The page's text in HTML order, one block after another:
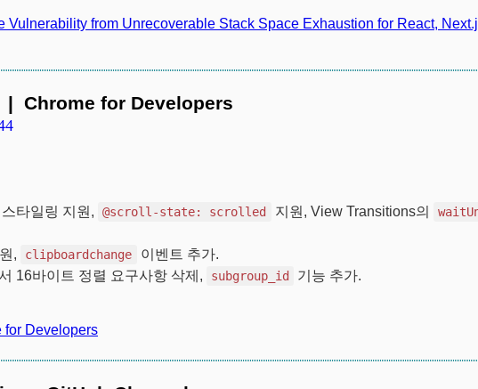
from Unrecoverable Stack Space Exhaustion for React,
Chrome for Developers
타일링 지원, @scroll-state: scrolled 지원, View Transitions의
, clipboardchange
이벤트 추가.
16바이트 정렬 요구사항 삭제,
subgroup_id
기능 추가.
Developers